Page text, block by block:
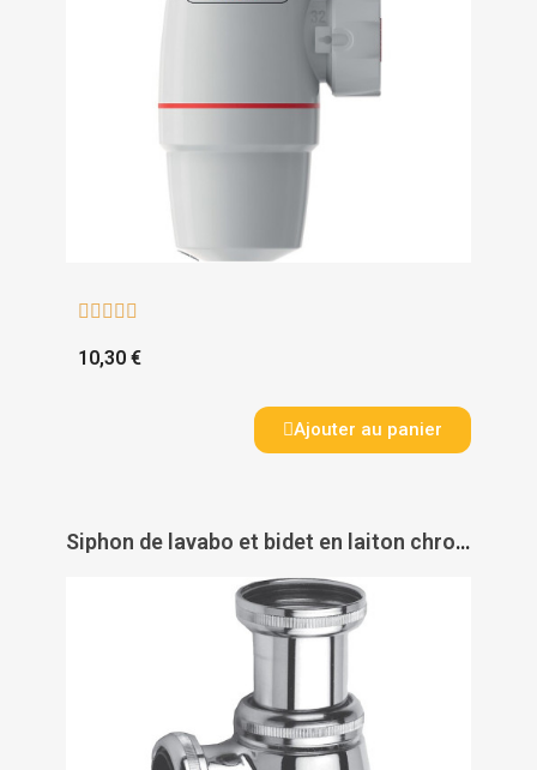
    
10,30 €
Ajouter au panier
Siphon de lavabo et bidet en laiton chromé - NICOLL